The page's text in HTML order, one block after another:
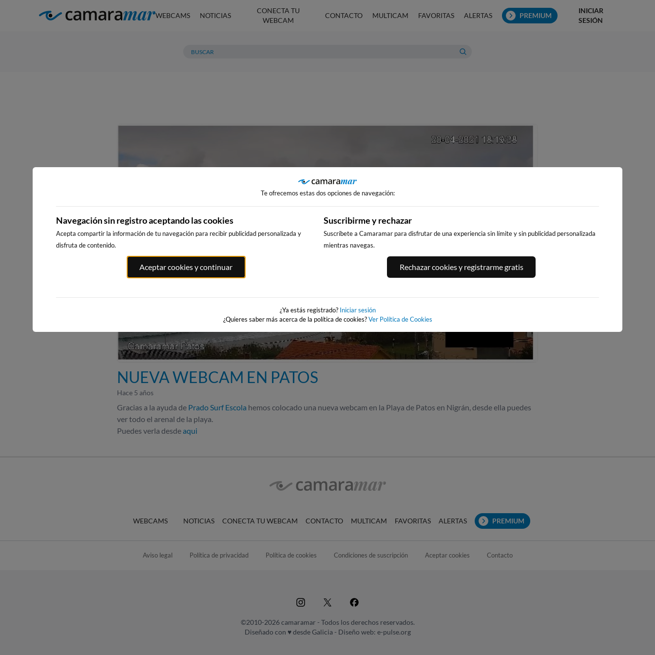
WEBCAMS NOTICIAS
CONECTA TU
WEBCAM
CONTACTO MULTICAM FAVORITAS ALERTAS PREMIUM
INICIAR
SESIÓN
NUEVA WEBCAM EN PATOS
Hace 5 años
Gracias a la ayuda de Prado Surf Escola hemos colocado una nueva webcam en la Playa de Patos en Nigrán, desde ella puedes
ver todo el arenal de la playa.
Puedes verla desdeaqui
WEBCAMS NOTICIAS CONECTA TU WEBCAM CONTACTO MULTICAM FAVORITAS ALERTAS PREMIUM
Aviso legal Política de privacidad Política de cookies Condiciones de suscripción Aceptar cookies Contacto
©2010-2026 camaramar - Todos los derechos reservados.
Diseñado con ♥ desde Galicia - Diseño web: e-pulse.org
Te ofrecemos estas dos opciones de navegación:
Navegación sin registro aceptando las cookies
Acepta compartir la información de tu navegación para recibir publicidad personalizada y
disfruta de contenido.
Aceptar cookies y continuar
Suscribirme y rechazar
Suscríbete a Camaramar para disfrutar de una experiencia sin límite y sin publicidad personalizada
mientras navegas.
Rechazar cookies y registrarme gratis
¿Ya estás registrado? Iniciar sesión
¿Quieres saber más acerca de la política de cookies?Ver Política de Cookies